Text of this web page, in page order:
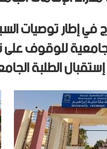
إطار توصيات
للوقوف على
الطلبة